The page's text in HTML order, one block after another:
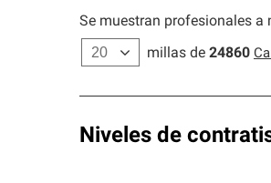
Se muestran profesionales a
millas de 24860
Niveles de